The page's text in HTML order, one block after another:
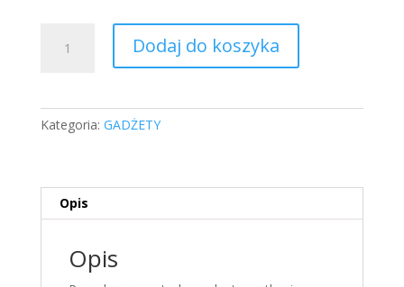
torba
Dodaj do koszyka
Kategoria: GADŻETY
Opis
Opis